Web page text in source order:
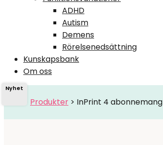
ADHD
Autism
Demens
Rörelsenedsättning
Kunskapsbank
Om oss
Produkter > InPrint 4 abonnemang
Nyhet